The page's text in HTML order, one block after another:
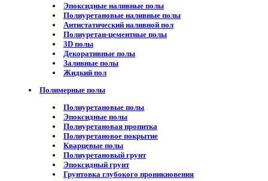
Эпоксидные наливные полы
Полиуретановые наливные полы
Антистатический наливной пол
Полиуретан-цементные полы
3D полы
Декоративные полы
Заливные полы
Жидкий пол
Полимерные полы
Полиуретановые полы
Эпоксидные полы
Полиуретановая пропитка
Полиуретановое покрытие
Кварцевые полы
Полиуретановый грунт
Эпоксидный грунт
Грунтовка глубокого проникновения